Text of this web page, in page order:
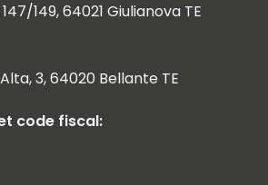
149, 64021 Giulianova TE
3, 64020 Bellante TE
code fiscal: